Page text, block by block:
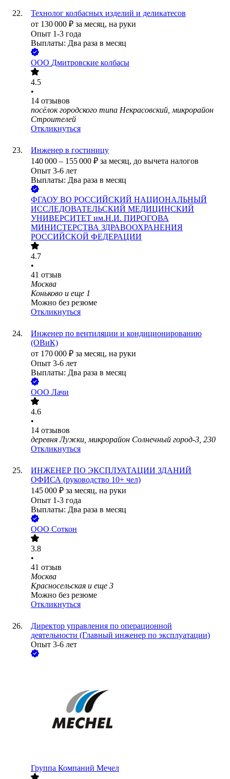
Технолог колбасных изделий и деликатесов
от 130 000 ₽ за месяц, на руки
Опыт 1-3 года
Выплаты: Два раза в месяц
ООО Дмитровские колбасы
4.5
•
14 отзывов
посёлок городского типа Некрасовский, микрорайон
Строителей
Откликнуться
Инженер в гостиницу
140 000 – 155 000 ₽ за месяц, до вычета налогов
Опыт 3-6 лет
Выплаты: Два раза в месяц
ФГАОУ ВО РОССИЙСКИЙ НАЦИОНАЛЬНЫЙ
ИССЛЕДОВАТЕЛЬСКИЙ МЕДИЦИНСКИЙ
УНИВЕРСИТЕТ им.Н.И. ПИРОГОВА
МИНИСТЕРСТВА ЗДРАВООХРАНЕНИЯ
РОССИЙСКОЙ ФЕДЕРАЦИИ
4.7
•
41 отзыв
Москва
Коньково и еще 1
Можно без резюме
Откликнуться
Инженер по вентиляции и кондиционированию
(ОВиК)
от 170 000 ₽ за месяц, на руки
Опыт 3-6 лет
Выплаты: Два раза в месяц
ООО Лачи
4.6
•
14 отзывов
деревня Лужки, микрорайон Солнечный город-3, 230
Откликнуться
ИНЖЕНЕР ПО ЭКСПЛУАТАЦИИ ЗДАНИЙ
ОФИСА (руководство 10+ чел)
145 000 ₽ за месяц, на руки
Опыт 1-3 года
Выплаты: Два раза в месяц
ООО Соткон
3.8
•
41 отзыв
Москва
Красносельская и еще 3
Можно без резюме
Откликнуться
Директор управления по операционной
деятельности (Главный инженер по эксплуатации)
Опыт 3-6 лет
Группа Компаний Мечел